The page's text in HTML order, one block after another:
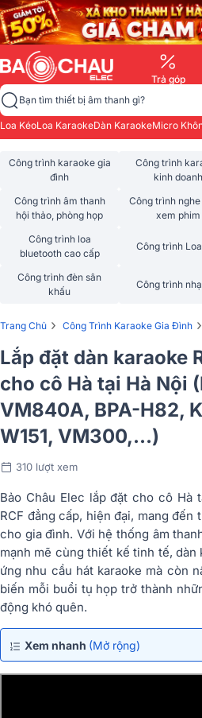
Trả góp
Bạn tìm thiết bị âm thanh gì?
Loa KéoLoa KaraokeDàn KaraokeMicro
Công trình karaoke gia
đình
Công trình
kinh doanh
Công trình âm thanh
hội thảo, phòng họp
Công trình
xem phim
Công trình loa
bluetooth cao cấp
Công trình
Công trình đèn sân
khấu
Công trình
Trang Chủ › Công Trình Karaoke Gia Đình ›
Lắp đặt dàn karaoke
cho cô Hà tại Hà Nội
VM840A, BPA-H82,
W151, VM300,…)
310 lượt xem
Bảo Châu Elec lắp đặt cho cô Hà
RCF đẳng cấp, hiện đại, mang
cho gia đình. Với hệ thống âm
mạnh mẽ cùng thiết kế tinh tế, dàn
ứng nhu cầu hát karaoke mà còn
biến mỗi buổi tụ họp trở thành
động khó quên.
Xem nhanh (Mở rộng)